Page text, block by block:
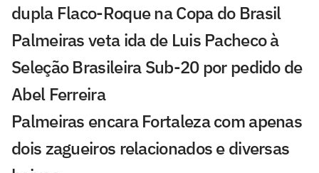
dupla Flaco-Roque na Copa do Brasil
Palmeiras veta ida de Luis Pacheco à
Seleção Brasileira Sub-20 por pedido de
Abel Ferreira
Palmeiras encara Fortaleza com apenas
dois zagueiros relacionados e diversas